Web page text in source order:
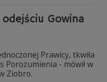
Gowina
Prawicy, tkwiła
Porozumienia - mówił w
Ziobro.